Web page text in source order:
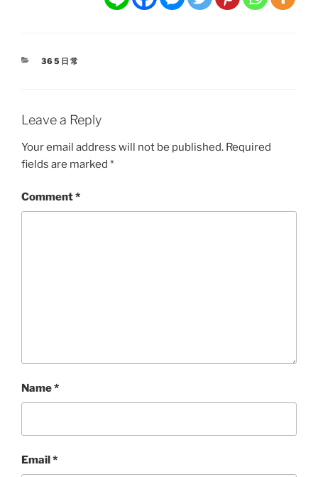
CATEGORIES
365日常
Leave a Reply
Your email address will not be published. Required
fields are marked *
Comment*
Name*
Email*